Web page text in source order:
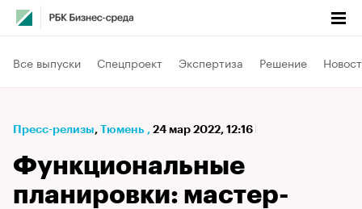
Все выпуски Спецпроект Экспертиза Решение
Пресс-релизы⁠, Тюмень , 24 мар 2022, 12:16
Функциональные
планировки: мастер-